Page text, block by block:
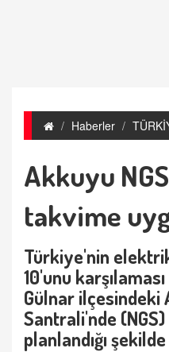
Haberler
Akkuyu
takvime
Türkiye'nin
10'unu
Gülnar ilçesindeki
Santrali'nde
planlandığı